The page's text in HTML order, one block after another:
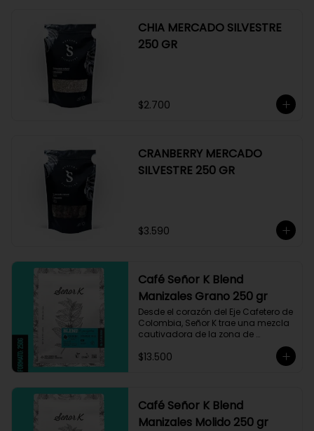
CHIA MERCADO SILVESTRE
250 GR
$2.700
CRANBERRY MERCADO
SILVESTRE 250 GR
$3.590
Café Señor K Blend
Manizales Grano 250 gr
Desde el corazón del Eje Cafetero de
Colombia, Señor K trae una mezcla
cautivadora de la zona de
Manizales, entre 1.800 y 1.950 msnm.
La variedad es Castillo, que ha sido
trazas de chocolate. El tueste medio
permite degustar todos los sabores
complejos de este café
$13.500
Café Señor K Blend
Manizales Molido 250 gr